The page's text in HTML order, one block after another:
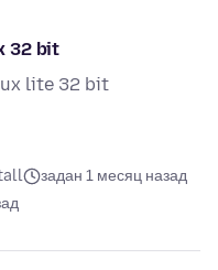
32 bit
lite 32 bit
задан 1 месяц назад